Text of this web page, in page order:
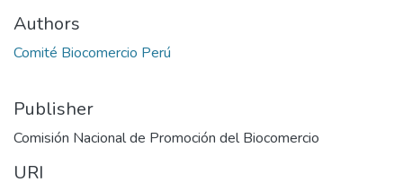
Authors
Comité Biocomercio Perú
Publisher
Comisión Nacional de Promoción del Biocomercio
URI